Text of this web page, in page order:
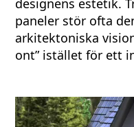
designens estetik.
paneler stör ofta
arkitektoniska
ont” istället för ett